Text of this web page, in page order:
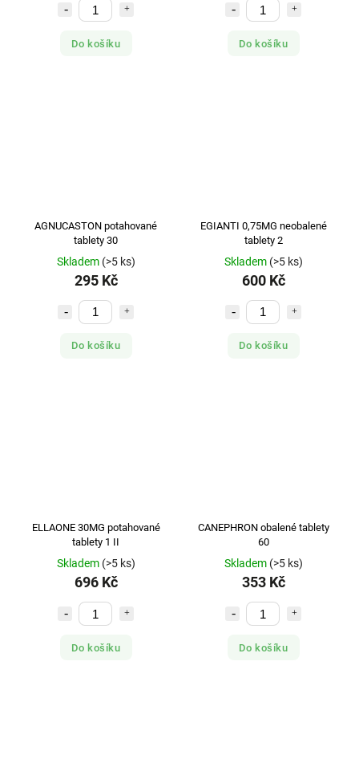
Do košíku Do košíku
AGNUCASTON potahované
tablety 30
Skladem (>5 ks)
295 Kč
Do košíku
EGIANTI 0,75MG neobalené
tablety 2
Skladem (>5 ks)
600 Kč
Do košíku
ELLAONE 30MG potahované
tablety 1 II
Skladem (>5 ks)
696 Kč
Do košíku
CANEPHRON obalené tablety
60
Skladem (>5 ks)
353 Kč
Do košíku